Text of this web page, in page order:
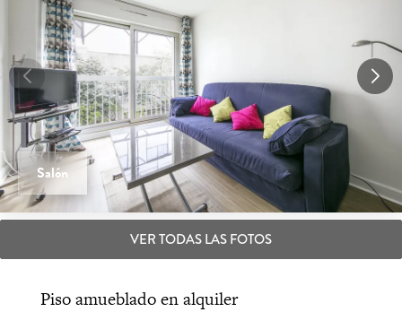
Salón
VER TODAS LAS FOTOS
Piso amueblado en alquiler